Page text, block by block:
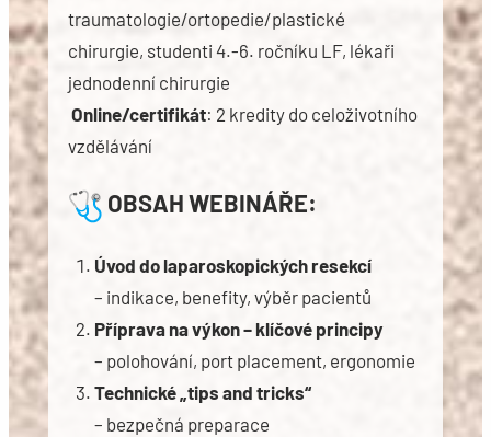
traumatologie/ortopedie/plastické
chirurgie, studenti 4.-6. ročníku LF, lékaři
jednodenní chirurgie
Online/certifikát: 2 kredity do celoživotního
vzdělávání
OBSAH WEBINÁŘE:
Úvod do laparoskopických resekcí
– indikace, benefity, výběr pacientů
Příprava na výkon – klíčové principy
– polohování, port placement, ergonomie
Technické „tips and tricks“
– bezpečná preparace